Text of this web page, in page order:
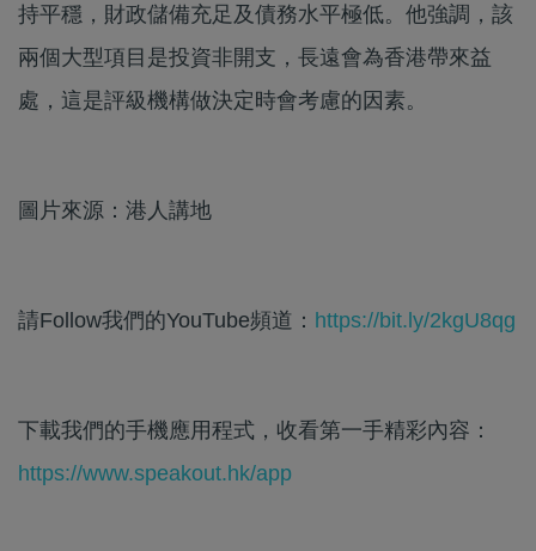
持平穩，財政儲備充足及債務水平極低。他強調，該
兩個大型項目是投資非開支，長遠會為香港帶來益
處，這是評級機構做決定時會考慮的因素。
圖片來源：港人講地
請Follow我們的YouTube頻道： https://bit.ly/2kgU8qg
下載我們的手機應用程式，收看第一手精彩內容：
https://www.speakout.hk/app